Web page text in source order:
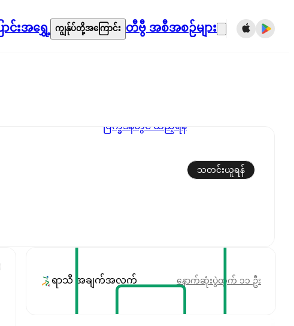
ာင်းအရွှေ့ ကျွန်ုပ်တို့အကြောင်း တီဗွီ အစီအစဉ်များ
ပြက္ခဒိန်တွင် ထည့်ရန်
သတင်းယူရန်
ရာသီ အချက်အလက် နောက်ဆုံးပွဲထွက် ၁၁ ဦး